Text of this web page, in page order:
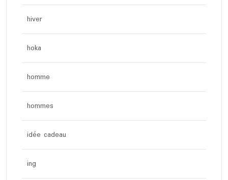
hiver
hoka
homme
hommes
idée cadeau
ing